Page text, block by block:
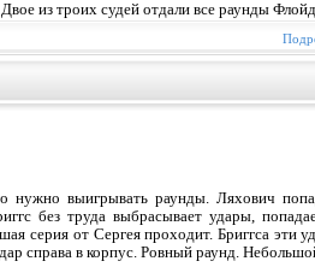
из троих судей отдали все раунды
нужно выигрывать раунды. Ляхович
без труда выбрасывает удары,
серия от Сергея проходит. Бриггса эти
справа в корпус. Ровный раунд.